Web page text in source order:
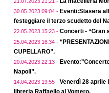
30.05.2023 09:04 - Eventi:Stasera
festeggiare il terzo scudetto del
22.05.2023 15:23 - Concerti - “Gran
25.04.2023 16:34 -
CUPELLARO”.
20.04.2023 22:13 -
Napoli”.
14.04.2023 19:55 - Venerdì 28 aprile
libreria Raffaello al Vomero.